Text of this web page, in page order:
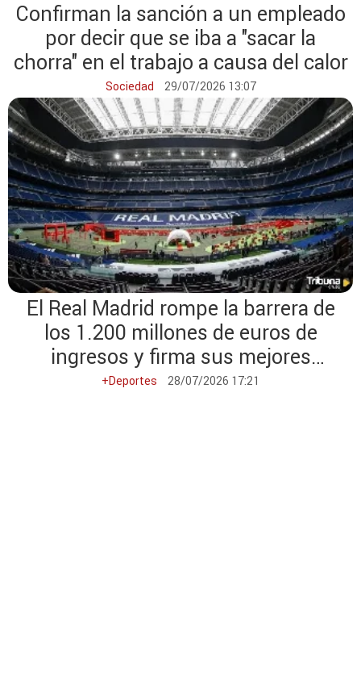
Confirman la sanción a un empleado
por decir que se iba a "sacar la
chorra" en el trabajo a causa del calor
Sociedad 29/07/2026 13:07
El Real Madrid rompe la barrera de
los 1.200 millones de euros de
ingresos y firma sus mejores
cuentas históricas
+Deportes 28/07/2026 17:21